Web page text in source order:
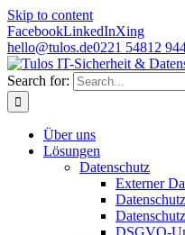
Skip to content
FacebookLinkedInXing
hello@tulos.de0221 54812
Search for:
Über uns
Lösungen
Datenschutz
Externer
DSGVO-